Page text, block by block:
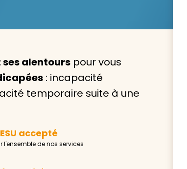
VIVASERVICES,
à domicile qui
l’entretien de votre logement, la garde de
l’accompagnement d’un parent, nos
sont là pour vous épauler.
Trouver
alentours pour vous
: incapacité
temporaire suite à une
accepté
l'ensemble de nos services